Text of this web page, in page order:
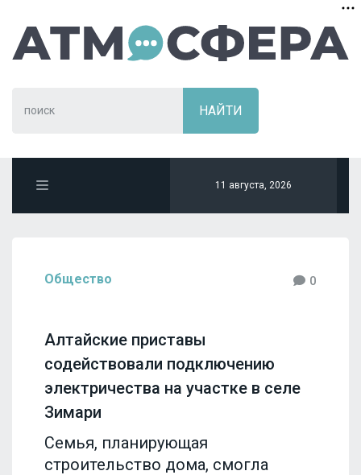
11 августа, 2026
Общество 0
Алтайские приставы
содействовали подключению
электричества на участке в селе
Зимари
Семья, планирующая
строительство дома, смогла